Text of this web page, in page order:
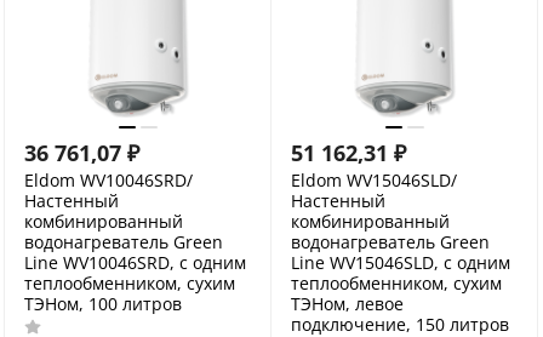
36 761,07 ₽
Eldom WV10046SRD/
Настенный
комбинированный
водонагреватель Green
Line WV10046SRD, с одним
теплообменником, сухим
ТЭНом, 100 литров
51 162,31 ₽
Eldom WV15046SLD/
Настенный
комбинированный
водонагреватель Green
Line WV15046SLD, с одним
теплообменником, сухим
ТЭНом, левое
подключение, 150 литров